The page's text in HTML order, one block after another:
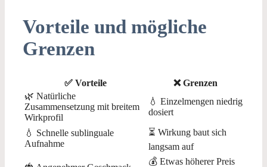
Vorteile und mögliche
Grenzen
✅ Vorteile
❌ Grenzen
🌿 Natürliche
Zusammensetzung mit breitem
Wirkprofil
💧 Einzelmengen niedrig
dosiert
💧 Schnelle sublinguale
Aufnahme
⏳ Wirkung baut sich
langsam auf
💰 Etwas höherer Preis